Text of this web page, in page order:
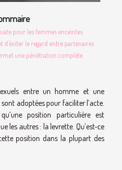
pour les femmes enceintes
le regard entre partenaires
une pénétration complète
entre un homme et une
adoptées pour faciliter l’acte.
position particulière est
les autres : la levrette. Qu’est-ce
position dans la plupart des